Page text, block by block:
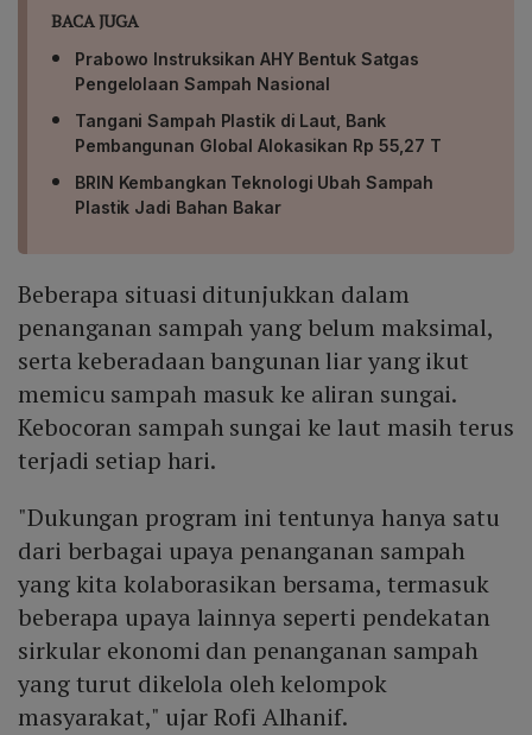
BACA JUGA
Prabowo Instruksikan AHY Bentuk Satgas
Pengelolaan Sampah Nasional
Tangani Sampah Plastik di Laut, Bank
Pembangunan Global Alokasikan Rp 55,27 T
BRIN Kembangkan Teknologi Ubah Sampah
Plastik Jadi Bahan Bakar
Beberapa situasi ditunjukkan dalam
penanganan sampah yang belum maksimal,
serta keberadaan bangunan liar yang ikut
memicu sampah masuk ke aliran sungai.
Kebocoran sampah sungai ke laut masih terus
terjadi setiap hari.
"Dukungan program ini tentunya hanya satu
dari berbagai upaya penanganan sampah
yang kita kolaborasikan bersama, termasuk
beberapa upaya lainnya seperti pendekatan
sirkular ekonomi dan penanganan sampah
yang turut dikelola oleh kelompok
masyarakat," ujar Rofi Alhanif.